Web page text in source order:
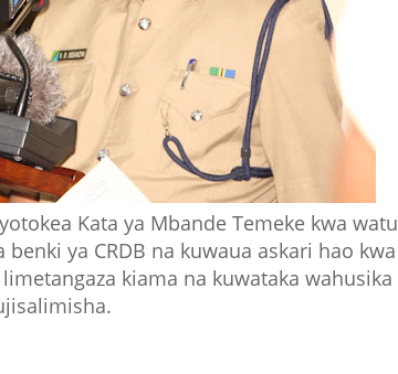
Kata ya Mbande Temeke kwa watu
ya CRDB na kuwaua askari hao kwa
kiama na kuwataka wahusika